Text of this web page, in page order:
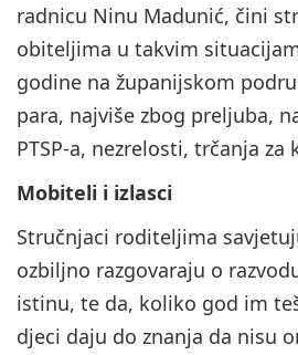
radnicu Ninu Madunić, čini
obiteljima u takvim
godine na županijskom
para, najviše zbog preljuba,
PTSP-a, nezrelosti, trčanja za
Mobiteli i izlasci
Stručnjaci roditeljima
ozbiljno razgovaraju o
istinu, te da, koliko god im
djeci daju do znanja da nisu